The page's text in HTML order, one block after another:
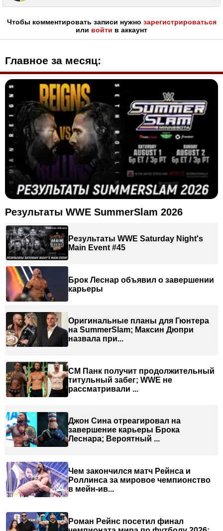
Чтобы комментировать записи нужно зарегистрироваться
или войти в аккаунт
Главное за месяц:
Результаты WWE SummerSlam 2026
Результаты WWE Saturday Night's
Main Event #45
Брок Леснар объявил о завершении
карьеры
Оригинальные планы для Гюнтера
на SummerSlam; Максин Дюпри
назвала при...
СМ Панк получит продолжительный
титульный забег; WWE не
рассматривали ...
Джон Сина отреагировал на
завершение карьеры Брока
Леснара; Вероятный ...
Чем закончился матч Рейнса и
Роллинса за мировое чемпионство
в мейн-ив...
Роман Рейнс посетил финал